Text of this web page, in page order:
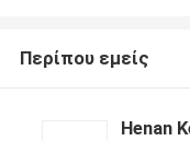
Περίπου εμείς
Henan